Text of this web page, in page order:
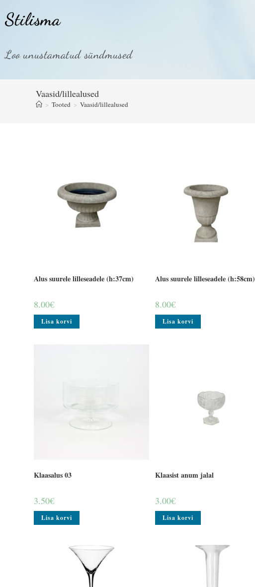
Stilisma
Loo unustamatud sündmused
Vaasid/lillealused
> Tooted > Vaasid/lillealused
Alus suurele lilleseadele (h:37cm)
8.00€
Lisa korvi
Alus suurele lilleseadele (h:58cm)
8.00€
Lisa korvi
Klaasalus 03
3.50€
Lisa korvi
Klaasist anum jalal
3.00€
Lisa korvi